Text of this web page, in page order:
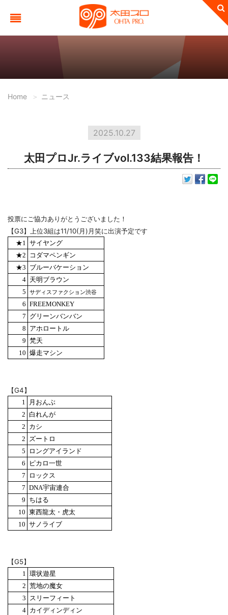
ニュース
NEWS
Home ニュース
2025.10.27
太田プロJr.ライブvol.133結果報告！
投票にご協力ありがとうございました！
【G3】上位3組は11/10(月)月笑に出演予定です
★1 サイヤング
★2
コダマペンギン
★3 ブルーバケーション
4 天明ブラウン
5
サディスファクション渋谷
6 FREEMONKEY
7 グリーンバンバン
8 アホロートル
9 梵天
10 爆走マシン
【G4】
1
月おんぶ
2 白れんが
2 カシ
2 ズートロ
5
ロングアイランド
6
ピカロ一世
7
ロックス
7 DNA宇宙連合
9 ちはる
10 東西龍太・虎太
10 サノライブ
【G5】
1 環状遊星
2 荒地の魔女
3 スリーフィート
4 カイディンディン